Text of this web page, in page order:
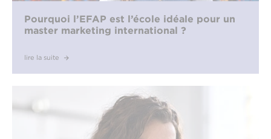
Pourquoi l’EFAP est l’école idéale pour un
master marketing international ?
lire la suite